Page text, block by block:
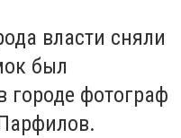
власти сняли
был
городе фотограф